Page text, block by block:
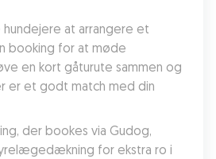
hundejere at arrangere et
booking for at møde
en kort gåturute sammen og
er et godt match med din
der bookes via Gudog,
for ekstra ro i